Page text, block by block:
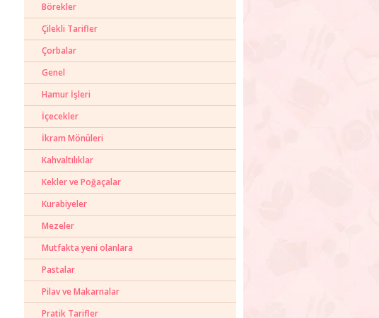
Börekler
Çilekli Tarifler
Çorbalar
Genel
Hamur İşleri
İçecekler
İkram Mönüleri
Kahvaltılıklar
Kekler ve Poğaçalar
Kurabiyeler
Mezeler
Mutfakta yeni olanlara
Pastalar
Pilav ve Makarnalar
Pratik Tarifler